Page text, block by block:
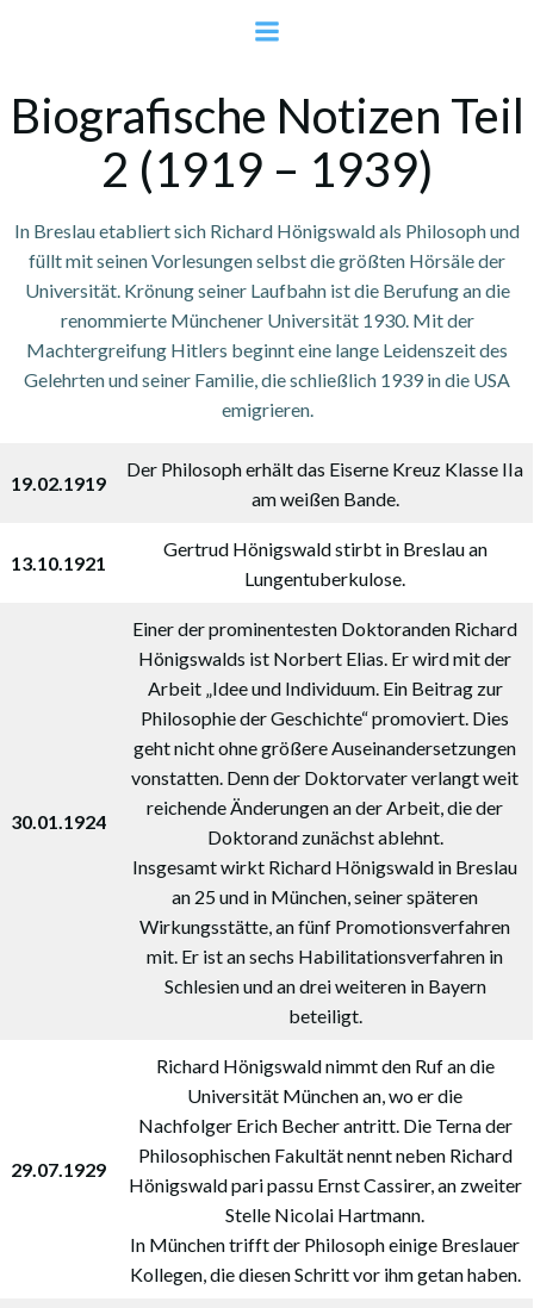
Inhalt
Biografische Notizen Teil
2 (1919 – 1939)
In Breslau etabliert sich Richard Hönigswald als Philosoph und
füllt mit seinen Vorlesungen selbst die größten Hörsäle der
Universität. Krönung seiner Laufbahn ist die Berufung an die
renommierte Münchener Universität 1930. Mit der
Machtergreifung Hitlers beginnt eine lange Leidenszeit des
Gelehrten und seiner Familie, die schließlich 1939 in die USA
emigrieren.
19.02.1919
Der Philosoph erhält das Eiserne Kreuz Klasse IIa
am weißen Bande.
13.10.1921
Gertrud Hönigswald stirbt in Breslau an
Lungentuberkulose.
30.01.1924
Einer der prominentesten Doktoranden Richard
Hönigswalds ist Norbert Elias. Er wird mit der
Arbeit „Idee und Individuum. Ein Beitrag zur
Philosophie der Geschichte“ promoviert. Dies
geht nicht ohne größere Auseinandersetzungen
vonstatten. Denn der Doktorvater verlangt weit
reichende Änderungen an der Arbeit, die der
Doktorand zunächst ablehnt.
Insgesamt wirkt Richard Hönigswald in Breslau
an 25 und in München, seiner späteren
Wirkungsstätte, an fünf Promotionsverfahren
mit. Er ist an sechs Habilitationsverfahren in
Schlesien und an drei weiteren in Bayern
beteiligt.
29.07.1929
Richard Hönigswald nimmt den Ruf an die
Universität München an, wo er die
Nachfolger Erich Becher antritt. Die Terna der
Philosophischen Fakultät nennt neben Richard
Hönigswald pari passu Ernst Cassirer, an zweiter
Stelle Nicolai Hartmann.
In München trifft der Philosoph einige Breslauer
Kollegen, die diesen Schritt vor ihm getan haben.